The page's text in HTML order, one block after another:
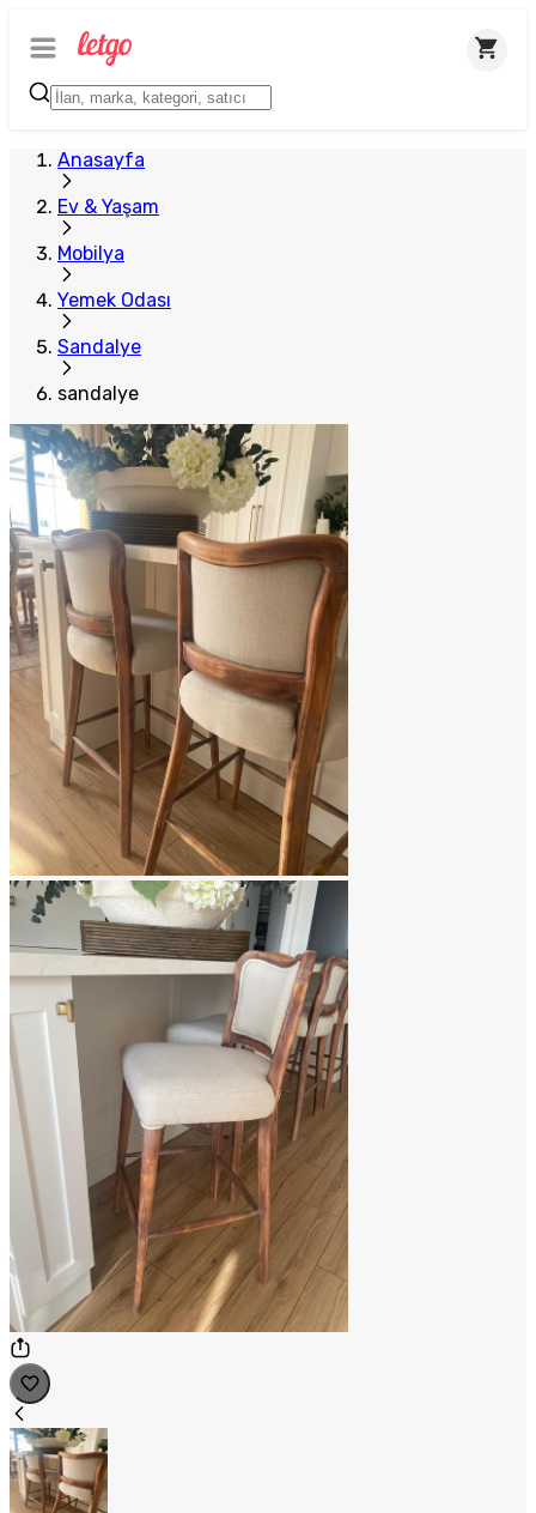
Anasayfa
Ev & Yaşam
Mobilya
Yemek Odası
Sandalye
sandalye